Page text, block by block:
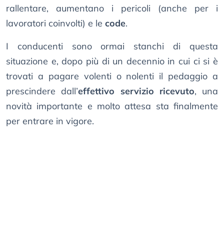
rallentare, aumentano i pericoli (anche per i
lavoratori coinvolti) e le code.
I conducenti sono ormai stanchi di questa
situazione e, dopo più di un decennio in cui ci si è
trovati a pagare volenti o nolenti il pedaggio a
prescindere dall’effettivo servizio ricevuto, una
novità importante e molto attesa sta finalmente
per entrare in vigore.